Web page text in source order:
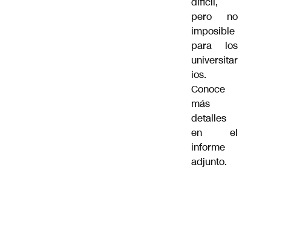
pero no
imposible
para los
universitar
ios.
Conoce
más
detalles
en el
informe
adjunto.